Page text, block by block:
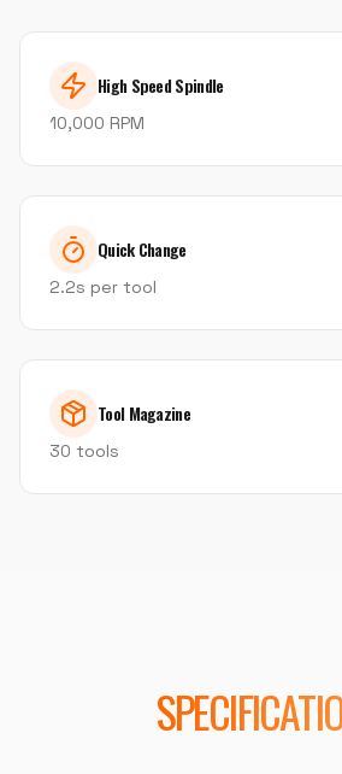
High Speed Spindle
10,000 RPM
Quick Change
2.2s per tool
Tool Magazine
30 tools